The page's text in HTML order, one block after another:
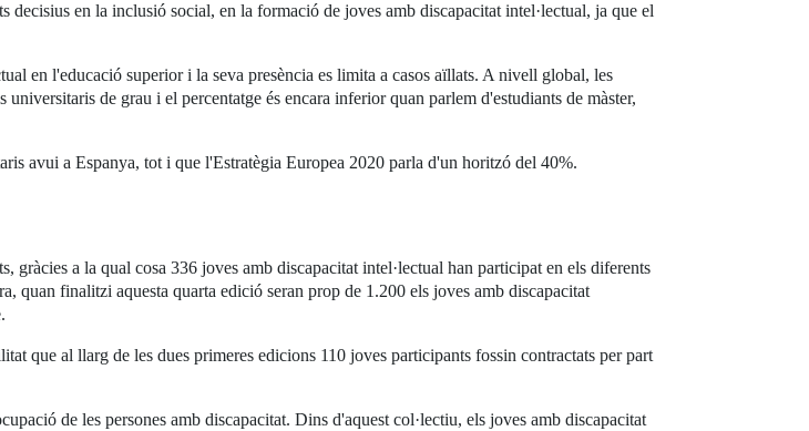
en la inclusió social, en la formació de joves amb discapacitat intel·lectual, ja que el
en l'educació superior i la seva presència es limita a casos aïllats. A nivell global, les
de grau i el percentatge és encara inferior quan parlem d'estudiants de màster,
avui a Espanya, tot i que l'Estratègia Europea 2020 parla d'un horitzó del 40%.
a la qual cosa 336 joves amb discapacitat intel·lectual han participat en els diferents
quan finalitzi aquesta quarta edició seran prop de 1.200 els joves amb discapacitat
que al llarg de les dues primeres edicions 110 joves participants fossin contractats per part
de les persones amb discapacitat. Dins d'aquest col·lectiu, els joves amb discapacitat